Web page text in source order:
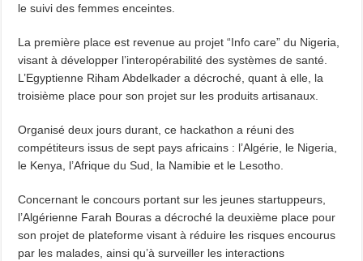
le suivi des femmes enceintes.
La première place est revenue au projet “Info care” du Nigeria,
visant à développer l’interopérabilité des systèmes de santé.
L’Egyptienne Riham Abdelkader a décroché, quant à elle, la
troisième place pour son projet sur les produits artisanaux.
Organisé deux jours durant, ce hackathon a réuni des
compétiteurs issus de sept pays africains : l’Algérie, le Nigeria,
le Kenya, l’Afrique du Sud, la Namibie et le Lesotho.
Concernant le concours portant sur les jeunes startuppeurs,
l’Algérienne Farah Bouras a décroché la deuxième place pour
son projet de plateforme visant à réduire les risques encourus
par les malades, ainsi qu’à surveiller les interactions